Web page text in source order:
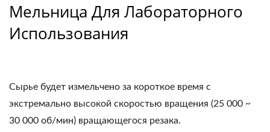
Мельница Для Лабораторного
Использования
Сырье будет измельчено за короткое время с
экстремально высокой скоростью вращения (25 000 ~
30 000 об/мин) вращающегося резака.